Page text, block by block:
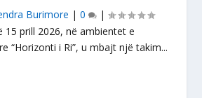
Burimore |0
|
15 prill 2026, në ambientet e
“Horizonti i Ri”, u mbajt një takim...